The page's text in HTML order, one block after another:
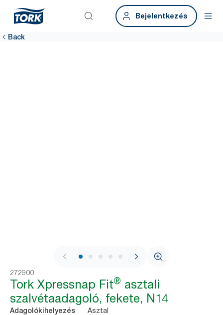
Bejelentkezés
Back
1 / 6
272900
Tork Xpressnap Fit® asztali
szalvétaadagoló, fekete, N14
Adagolókihelyezés Asztal